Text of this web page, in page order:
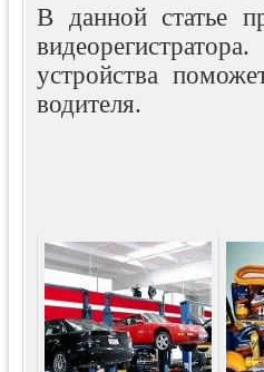
В данной статье
устройства
водителя.